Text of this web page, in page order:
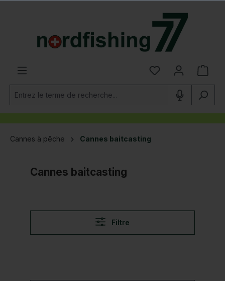
Cannes à pêche Cannes baitcasting
Cannes baitcasting
Filtre